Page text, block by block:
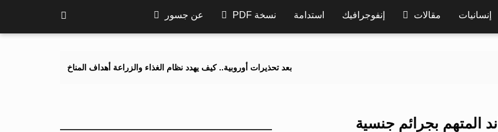
إنسانيات مقالات إنفوجرافيك استدامة نسخة PDF عن جسور
بعد تحذيرات أوروبية.. كيف يهدد نظام الغذاء والزراعة أهداف المناخ 2040 و2050؟
المتهم بجرائم جنسية